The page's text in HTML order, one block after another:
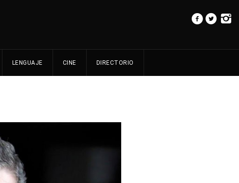
LENGUAJE CINE DIRECTORIO